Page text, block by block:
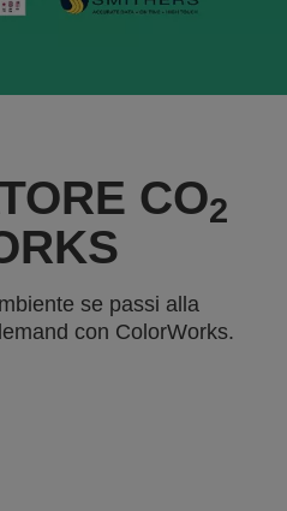
CO2
se passi alla
con ColorWorks.